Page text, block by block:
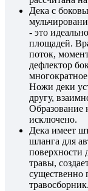
Дека с
- это
площадей.
поток,
дефлектор
Ножи деки
другу,
Образование
исключено.
Дека имеет
шланга для
поверхности
травы,
существенно
травосборник.